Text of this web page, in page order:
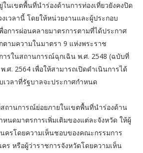
ในเขตพื้นที่นำร่องด้านการท่องเที่ยวยังคงปิด
เวลานี้ โดยให้หน่วยงานและผู้ประกอบ
อการผ่อนคลายมาตรการตามที่ได้ประกาศ
ามความในมาตรา 9 แห่งพระราช
ารในสถานการณ์ฉุกเฉิน พ.ศ. 2548 (ฉบับที่
.ศ. 2564 เพื่อให้สามารถเปิดดำเนินการได้
วลาที่รัฐบาลจะประกาศกำหนด
ถานการณ์ย่อยภายในเขตพื้นที่นำร่องด้าน
หนดมาตรการเพิ่มเติมของแต่ละจังหวัด ให้ผู้
ครโดยความเห็นชอบของคณะกรรมการ
ร หรือผู้ว่าราชการจังหวัดโดยความเห็น